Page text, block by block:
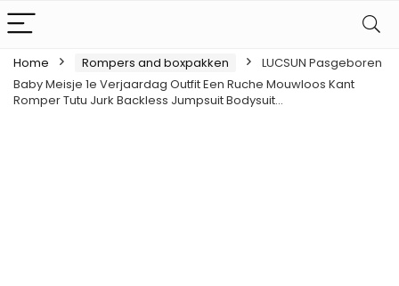
Home Rompers and boxpakken
LUCSUN Pasgeboren
Baby Meisje 1e Verjaardag Outfit Een Ruche Mouwloos Kant
Romper Tutu Jurk Backless Jumpsuit Bodysuit…